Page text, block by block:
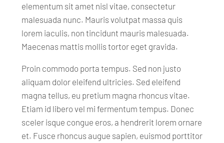
elementum sit amet nisl vitae, consectetur
malesuada nunc. Mauris volutpat massa quis
lorem iaculis, non tincidunt mauris malesuada.
Maecenas mattis mollis tortor eget gravida.
Proin commodo porta tempus. Sed non justo
aliquam dolor eleifend ultricies. Sed eleifend
magna tellus, eu pretium magna rhoncus vitae.
Etiam id libero vel mi fermentum tempus. Donec
sceler isque congue eros, a hendrerit lorem ornare
et. Fusce rhoncus augue sapien, euismod porttitor